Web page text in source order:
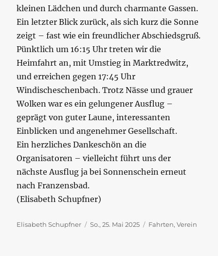
kleinen Lädchen und durch charmante Gassen.
Ein letzter Blick zurück, als sich kurz die Sonne
zeigt – fast wie ein freundlicher Abschiedsgruß.
Pünktlich um 16:15 Uhr treten wir die
Heimfahrt an, mit Umstieg in Marktredwitz,
und erreichen gegen 17:45 Uhr
Windischeschenbach. Trotz Nässe und grauer
Wolken war es ein gelungener Ausflug –
geprägt von guter Laune, interessanten
Einblicken und angenehmer Gesellschaft.
Ein herzliches Dankeschön an die
Organisatoren – vielleicht führt uns der
nächste Ausflug ja bei Sonnenschein erneut
nach Franzensbad.
(Elisabeth Schupfner)
Autor
Elisabeth Schupfner
Veröffentlicht
So., 25. Mai 2025 Kategorien
Fahrten,Verein